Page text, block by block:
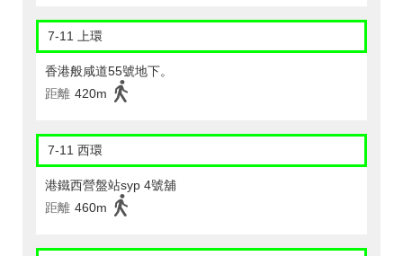
7-11 上環
香港般咸道55號地下。
距離 420m
7-11 西環
港鐵西營盤站syp 4號舖
距離 460m